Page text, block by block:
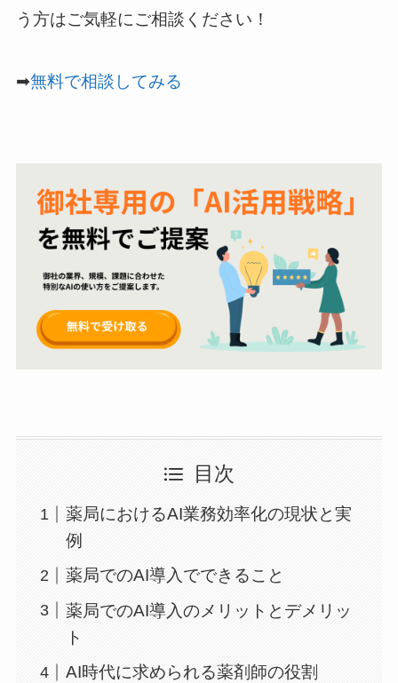
う方はご気軽にご相談ください！
➡無料で相談してみる
目次
薬局におけるAI業務効率化の現状と実
例
薬局でのAI導入でできること
薬局でのAI導入のメリットとデメリッ
ト
AI時代に求められる薬剤師の役割